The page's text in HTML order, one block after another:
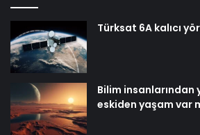
Türksat 6A kalıcı
Bilim insanlarından
eskiden yaşam var